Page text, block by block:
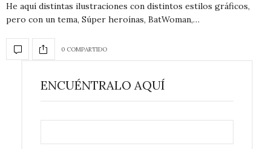
He aquí distintas ilustraciones con distintos estilos gráficos,
pero con un tema, Súper heroínas, BatWoman,…
0 COMPARTIDO
ENCUÉNTRALO AQUÍ